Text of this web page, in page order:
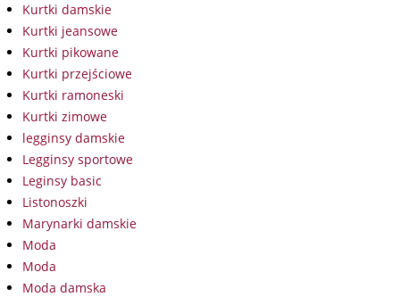
Kurtki damskie
Kurtki jeansowe
Kurtki pikowane
Kurtki przejściowe
Kurtki ramoneski
Kurtki zimowe
legginsy damskie
Legginsy sportowe
Leginsy basic
Listonoszki
Marynarki damskie
Moda
Moda
Moda damska